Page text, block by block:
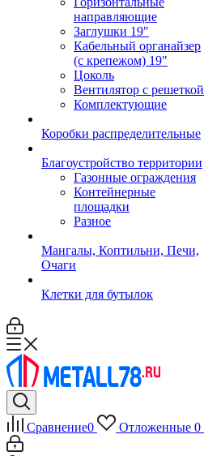
направляющие
Заглушки 19"
Кабельный органайзер
(с крепежом) 19"
Цоколь
Вентилятор с решеткой
Комплектующие
Коробки распределительные
Благоустройство территории
Газонные ограждения
Контейнерные
площадки
Разное
Мангалы, Коптильни, Печи,
Очаги
Клетки для бутылок
Сравнение0 Отложенные 0